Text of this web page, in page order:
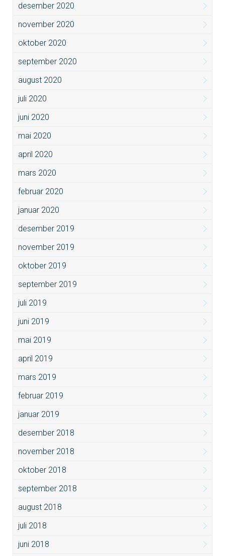
desember 2020
november 2020
oktober 2020
september 2020
august 2020
juli 2020
juni 2020
mai 2020
april 2020
mars 2020
februar 2020
januar 2020
desember 2019
november 2019
oktober 2019
september 2019
juli 2019
juni 2019
mai 2019
april 2019
mars 2019
februar 2019
januar 2019
desember 2018
november 2018
oktober 2018
september 2018
august 2018
juli 2018
juni 2018